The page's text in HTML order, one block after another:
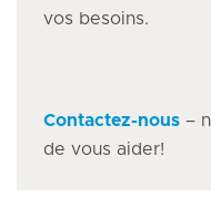
vos besoins.
Contactez-nous –
de vous aider!